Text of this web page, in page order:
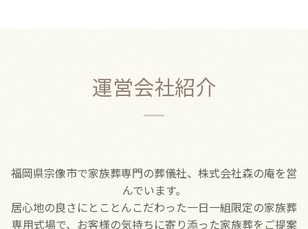
運営会社紹介
福岡県宗像市で家族葬専門の葬儀社、株式会社森の庵を営
んでいます。
居心地の良さにとことんこだわった一日一組限定の家族葬
専用式場で、お客様の気持ちに寄り添った家族葬をご提案